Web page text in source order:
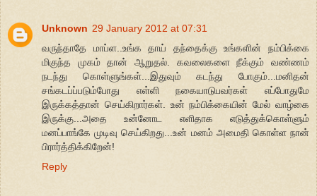
Unknown 29 January 2012 at 07:31
வருந்தாதே மாப்ள..உங்க தாய் தந்தைக்கு உங்களின் நம்பிக்கை
மிகுந்த முகம் தான் ஆறுதல். கவலைகளை நீக்கும் வண்ணம்
நடந்து கொள்ளுங்கள்...இதுவும் கடந்து போகும்...மனிதன்
சங்கடப்ப்படும்போது எள்ளி நகையாடுபவர்கள் எப்போதுமே
இருக்கத்தான் செய்கிறார்கள். உன் நம்பிக்கையின் மேல் வாழ்கை
இருக்கு...அதை உன்னோட எளிதாக எடுத்துக்கொள்ளும்
மனப்பாங்கே முடிவு செய்கிறது...உன் மனம் அமைதி கொள்ள நான்
பிரார்த்திக்கிறேன்!
Reply